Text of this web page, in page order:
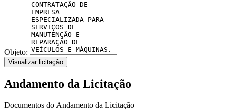
Objeto:
Visualizar licitação
Andamento da Licitação
Documentos do Andamento da Licitação